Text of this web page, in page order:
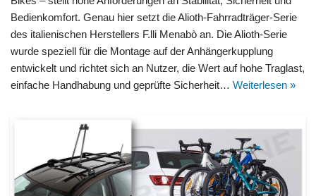
Bedienkomfort. Genau hier setzt die Alioth-Fahrradträger-Serie
des italienischen Herstellers F.lli Menabò an. Die Alioth-Serie
wurde speziell für die Montage auf der Anhängerkupplung
entwickelt und richtet sich an Nutzer, die Wert auf hohe Traglast,
einfache Handhabung und geprüfte Sicherheit… Weiterlesen »